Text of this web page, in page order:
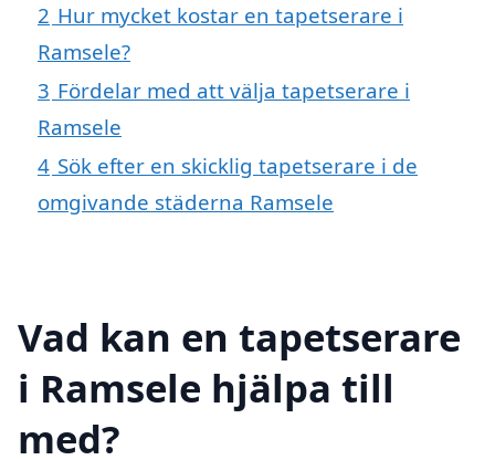
2 Hur mycket kostar en tapetserare i
Ramsele?
3 Fördelar med att välja tapetserare i
Ramsele
4 Sök efter en skicklig tapetserare i de
omgivande städerna Ramsele
Vad kan en tapetserare
i Ramsele hjälpa till
med?